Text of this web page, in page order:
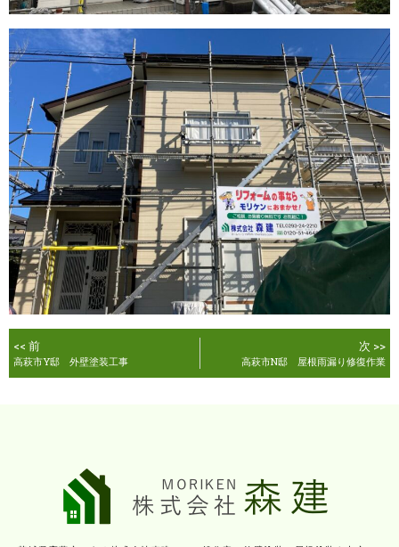
<< 前
高萩市Y邸 外壁塗装工事
次 >>
高萩市N邸 屋根雨漏り修復作業